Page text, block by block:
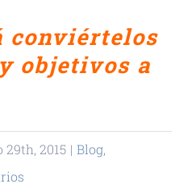
conviértelos
objetivos a
29th, 2015 | Blog,